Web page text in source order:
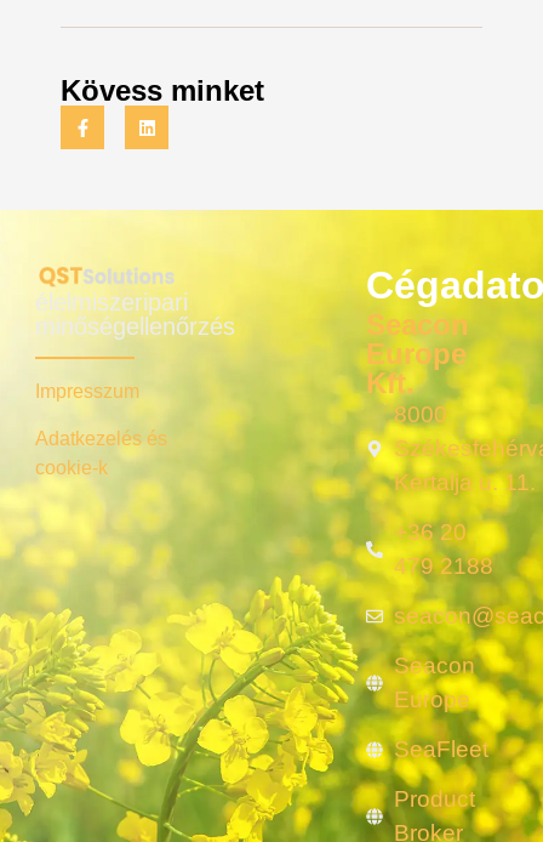
Kövess minket
élelmiszeripari
minőségellenőrzés
Impresszum
Adatkezelés és
cookie-k
Seacon
Europe
Kft.
8000
Kertalja u. 11.
+36 20
479 2188
Seacon
Europe
SeaFleet
Product
Broker